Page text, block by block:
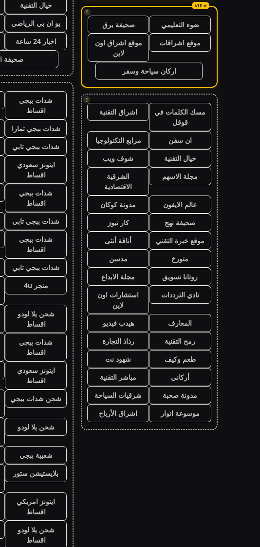
!
ضوء التعليمي
صحيفة برق
موقع اشراقات
موقع اشراق اون
لاين
اركان سياحة وسفر
!
مسك الكلمات في
قوقل
اشراق التقنية
ان سفن
مرابع التكنولوجيا
خيال التقنية
شوف ويب
مجلة الاسهم
الشرقية
الاقتصادية
عالم الايفون
مدونة كوكان
صحيفة نهج
كار نيوز
موقع خبرة التقني
أناقة أنثى
متورخ
مدسن
روتانا تسويق
مجلة الابداع
نادي الترددات
استشارات اون
لاين
المعارف
هيدب فيديو
رمح التقنية
رذاذ التجارة
طعم وكيف
شهود نت
أركاني
مباشر التقنية
مدونة صحبة
شرقيات السياحة
موسوعة انوار
اشراق الأرباح
خيال التقنية
يو ان بي الرياضي
اخبار 24 ساعة
صحيفة
شدات ببجي
اقساط
شدات ببجي تمارا
شدات ببجي تابي
ايتونز سعودي
اقساط
شدات ببجي
اقساط
شدات ببجي تابي
شدات ببجي
اقساط
شدات ببجي تابي
متجر 4u
شحن يلا لودو
اقساط
شدات ببجي
اقساط
ايتونز سعودي
اقساط
شحن شدات ببجي
شحن يلا لودو
شعبية ببجي
بلايستيشن ستور
ايتونز امريكي
اقساط
شحن يلا لودو
اقساط